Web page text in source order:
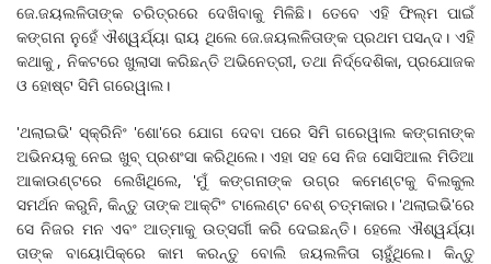
ଜେ.ଜୟଲଳିତାଙ୍କ ଚରିତ୍ରରେ ଦେଖିବାକୁ ମିଳିଛି। ତେବେ ଏହି ଫିଲ୍ମ ପାଇଁ
କଙ୍ଗନା ନୁହେଁ ଐଶ୍ୱର୍ଯ୍ୟା ରାୟ ଥିଲେ ଜେ.ଜୟଲଳିତାଙ୍କ ପ୍ରଥମ ପସନ୍ଦ। ଏହି
କଥାକୁ , ନିକଟରେ ଖୁଲାସା କରିଛନ୍ତି ଅଭିନେତ୍ରୀ, ତଥା ନିର୍ଦ୍ଦେଶିକା, ପ୍ରଯୋଜକ
ଓ ହୋଷ୍ଟ ସିମି ଗରେୱାଲ।
'ଥଲାଇଭି' ସ୍କ୍ରିନିଂ 'ଶୋ'ରେ ଯୋଗ ଦେବା ପରେ ସିମି ଗରେୱାଲ କଙ୍ଗନାଙ୍କ
ଅଭିନୟକୁ ନେଇ ଖୁବ୍ ପ୍ରଶଂସା କରିଥିଲେ। ଏହା ସହ ସେ ନିଜ ସୋସିଆଲ ମିଡିଆ
ଆକାଉଣ୍ଟରେ ଲେଖିଥିଲେ, 'ମୁଁ କଙ୍ଗନାଙ୍କ ଉଗ୍ର କମେଣ୍ଟକୁ ବିଲକୁଲ
ସମର୍ଥନ କରୁନି, କିନ୍ତୁ ତାଙ୍କ ଆକ୍ଟିଂ ଟାଲେଣ୍ଟ ବେଶ୍‌ ଚତ୍ମକାର। 'ଥଲାଇଭି'ରେ
ସେ ନିଜର ମନ ଏବଂ ଆତ୍ମାକୁ ଉତ୍ସର୍ଗୀ କରି ଦେଇଛନ୍ତି। ହେଲେ ଐଶ୍ୱର୍ଯ୍ୟା
ତାଙ୍କ ବାୟୋପିକ୍‌ରେ କାମ କରନ୍ତୁ ବୋଲି ଜୟଲଳିତା ଚାହୁଁଥିଲେ। କିନ୍ତୁ